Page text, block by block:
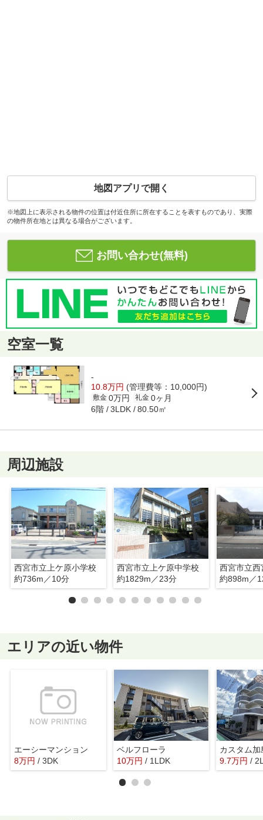
地図アプリで開く
※地図上に表示される物件の位置は付近住所に所在することを表すものであり、実際
の物件所在地とは異なる場合がございます。
お問い合わせ(無料)
空室一覧
-
10.8万円 (管理費等：10,000円)
敷金 0万円 礼金 0ヶ月
6階 3LDK 80.50㎡
周辺施設
西宮市立上ケ原小学校
約736m／10分
西宮市立上ケ原中学校
約1829m／23分
西宮市立西
約898m／
エリアの近い物件
エーシーマンション
8万円 / 3DK
ベルフローラ
10万円 / 1LDK
カスタム
9.7万円 /